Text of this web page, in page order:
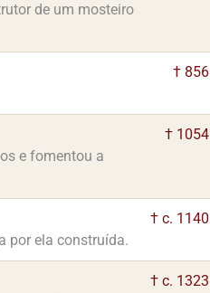
de um mosteiro
† 856
e fomentou a
† 1054
por ela construída.
† c. 1140
† c. 1323